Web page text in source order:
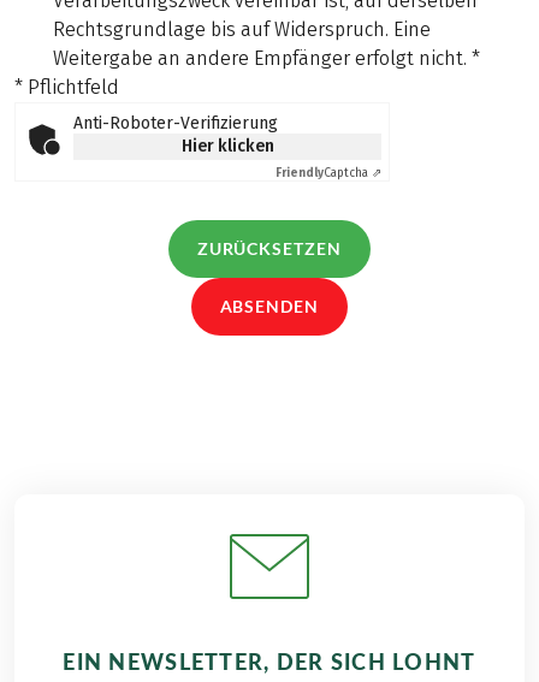
Rechtsgrundlage bis auf Widerspruch. Eine
Weitergabe an andere Empfänger erfolgt nicht. *
* Pflichtfeld
Anti-Roboter-Verifizierung
Hier klicken
FriendlyCaptcha ⇗
ZURÜCKSETZEN
ABSENDEN
EIN NEWSLETTER, DER SICH LOHNT